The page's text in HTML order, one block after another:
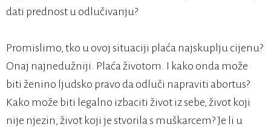
dati prednost u odlučivanju?
Promislimo, tko u ovoj situaciji plaća najskuplju cijenu?
Onaj najnedužniji. Plaća životom. I kako onda može
biti ženino ljudsko pravo da odluči napraviti abortus?
Kako može biti legalno izbaciti život iz sebe, život koji
nije njezin, život koji je stvorila s muškarcem? Je li u